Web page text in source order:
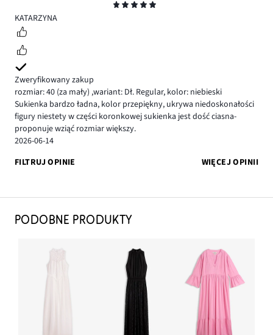
5
KATARZYNA
Zweryfikowany zakup
rozmiar: 40 (za mały) ,wariant: Dł. Regular, kolor: niebieski
Sukienka bardzo ładna, kolor przepiękny, ukrywa niedoskonałości
figury niestety w części koronkowej sukienka jest dość ciasna-
proponuje wziąć rozmiar większy.
2026-06-14
FILTRUJ OPINIE
WIĘCEJ OPINII
PODOBNE PRODUKTY